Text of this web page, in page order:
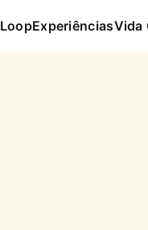
LoopExperiênciasVida